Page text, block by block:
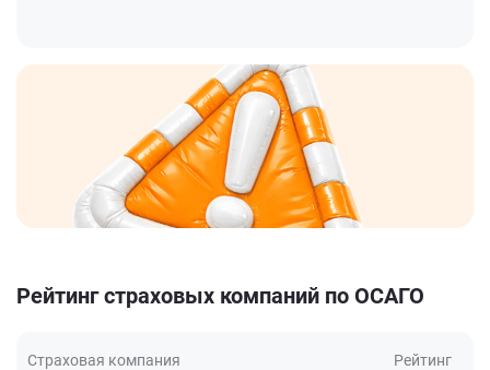
Рейтинг страховых компаний по ОСАГО
Страховая компания Рейтинг